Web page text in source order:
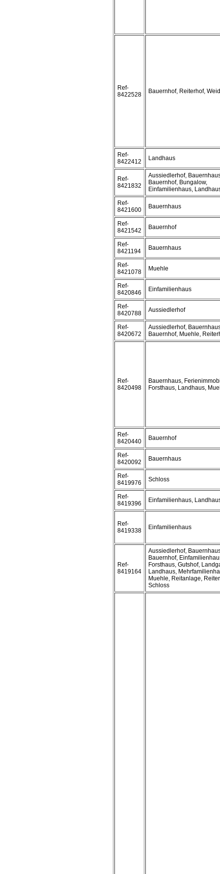
Ref-
8422528
Bauernhof, Reiterhof,
Ref-
8422412
Landhaus
Ref-
8421832
Aussiedlerhof,
Bauernhof, Bungalow,
Einfamilienhaus,
Ref-
8421600
Bauernhaus
Ref-
8421542
Bauernhof
Ref-
8421194
Bauernhaus
Ref-
8421078
Muehle
Ref-
8420846
Einfamilienhaus
Ref-
8420788
Aussiedlerhof
Ref-
8420672
Aussiedlerhof,
Bauernhof, Muehle,
Ref-
8420498
Bauernhaus,
Forsthaus, Landhaus,
Ref-
8420440
Bauernhof
Ref-
8420092
Bauernhaus
Ref-
8419976
Schloss
Ref-
8419396
Einfamilienhaus,
Ref-
8419338
Einfamilienhaus
Ref-
8419164
Aussiedlerhof,
Bauernhof,
Forsthaus, Gutshof,
Landhaus,
Muehle, Reitanlage,
Schloss